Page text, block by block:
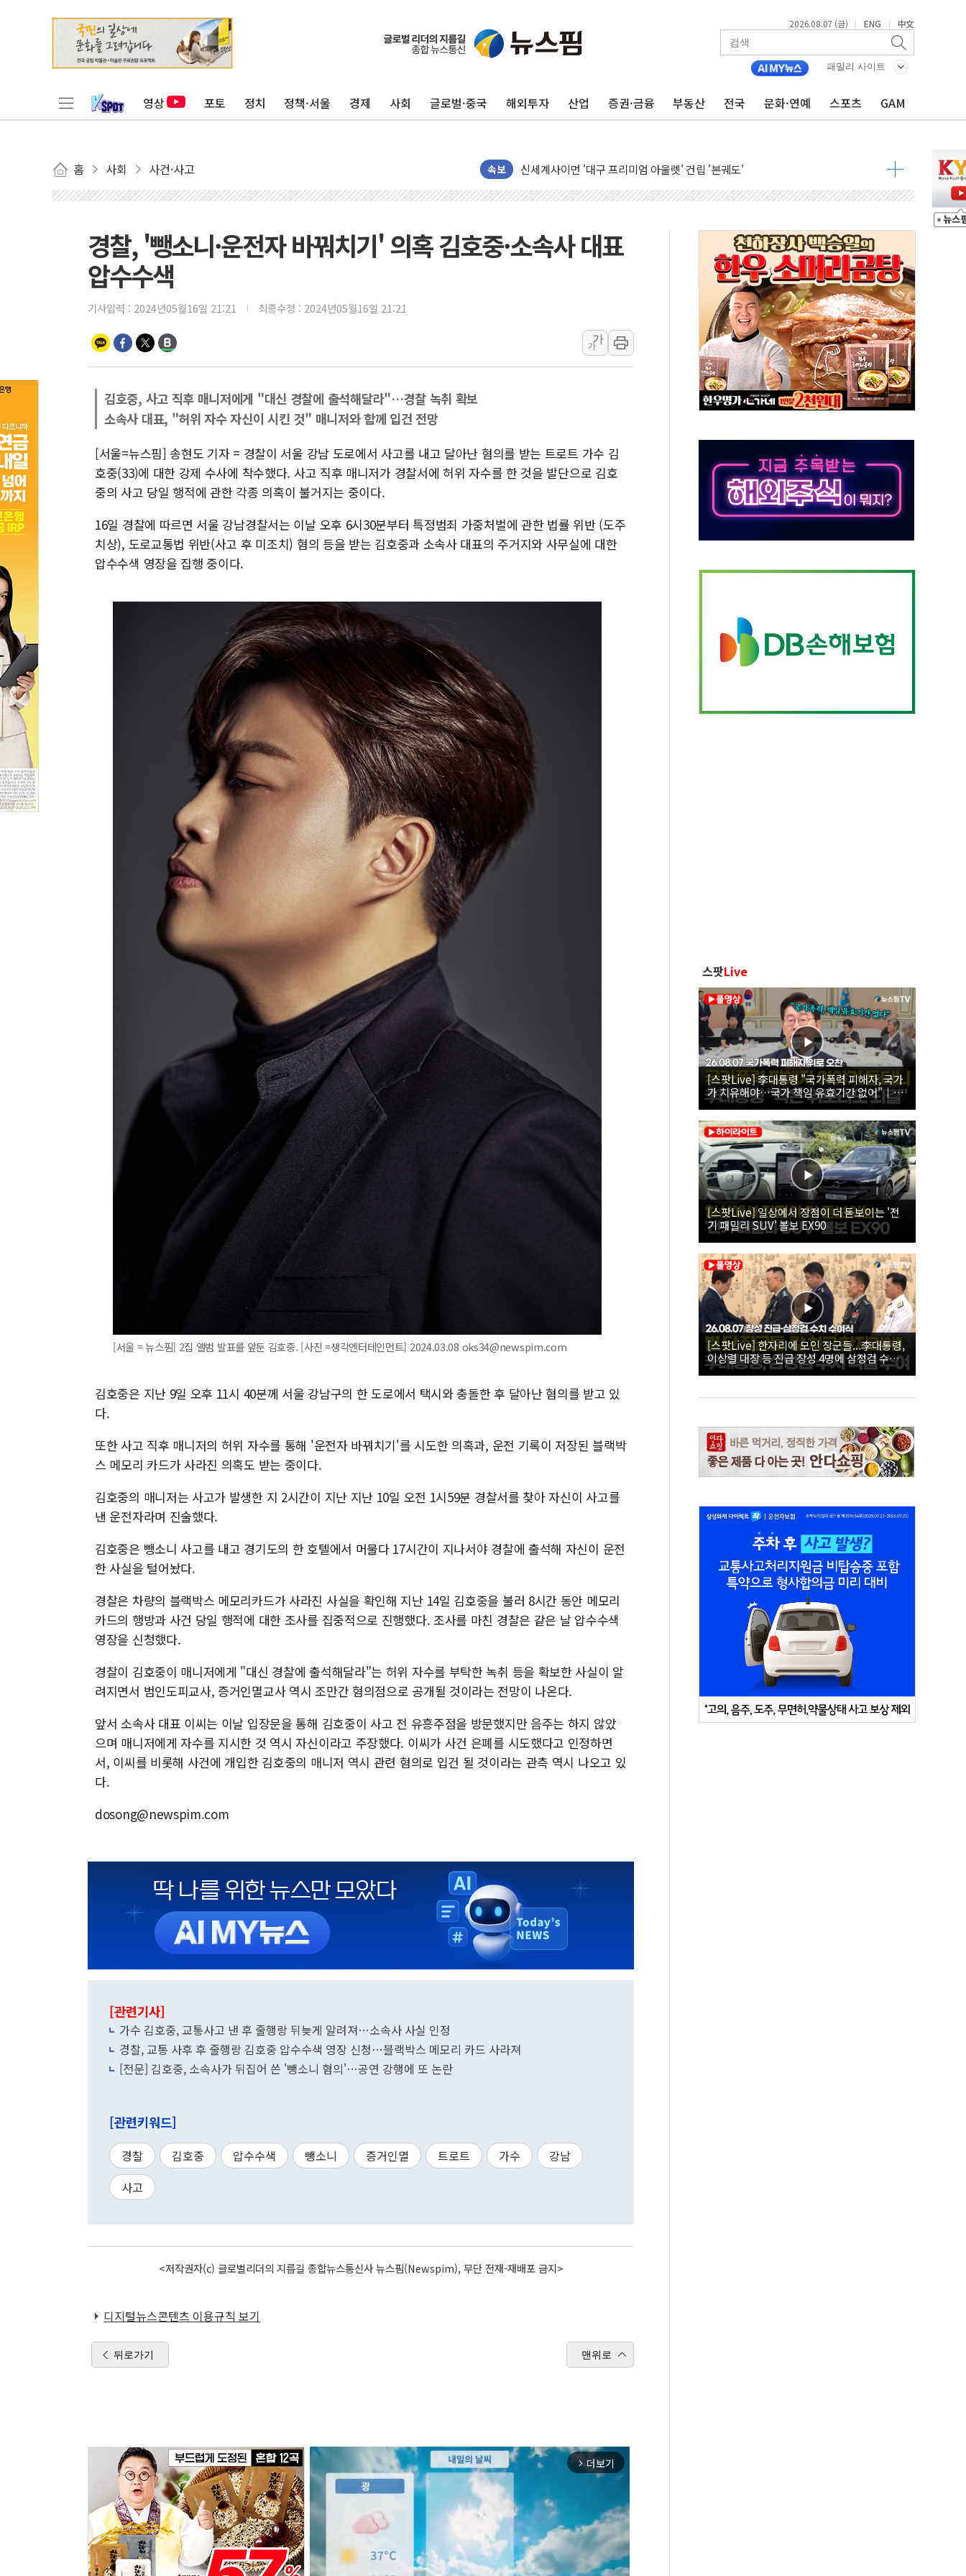
2026.08.07 (금) | ENG | 中文
패밀리 사이트
영상 포토 정치 정책·서울 경제 사회 글로벌·중국 해외투자 산업 증권·금융 부동산 전국 문화·연예 스포츠 GAM
홈 사회 사건·사고 속보
40.2도 찍은 서울 등 폭염중대경보 해제…누적 온열질환자 2872명
신세계사이먼 '대구 프리미엄 아울렛' 건립 '본궤도'
'변기 수리' 집주인에게 흉기 휘두른 30대 세입자…경찰, 현행범 체포
프롬바이오, 10일 거래 재개…"재무구조 개편"
NH농협생명, 농작업 중 온열질환 보장…폭염기 신속 보상 강화
랩지노믹스 "디엑솜과 美 암 진단 분야 독점 라이선스 계약"
보로노이, 폐암 치료제 'VRN11' 캐나다 IND 신청
푸본현대생명, 육군 3군단과 군 장병 금융교육·전역 지원 협약
교보생명, '교보K-맞춤건강보험' 6개월 배타적사용권 획득
벼랑 끝 선 '동전주' 무더기 상폐 위기…관리종목 우려 지정예고 총 63개
컴투스 '제우스: 오만의 신' 26일 출시, 유저의 캐릭터가 AI로 플레이한다
네이버 클립, 시청 만으로 혜택 얻는 피드코인 이벤트 진행
서울 재건축·재개발 정상화시 5년 내 9만가구 순증...이주 대란도 제한적
KDB생명 본입찰 3파전…한화·흥국·한투 참여
경찰, '뺑소니·운전자 바꿔치기' 의혹 김호중·소속사 대표
압수수색
기사입력 : 2024년05월16일 21:21 최종수정 : 2024년05월16일 21:21
가
가
김호중, 사고 직후 매니저에게 "대신 경찰에 출석해달라"…경찰 녹취 확보
소속사 대표, "허위 자수 자신이 시킨 것" 매니저와 함께 입건 전망
[서울=뉴스핌] 송현도 기자 = 경찰이 서울 강남 도로에서 사고를 내고 달아난 혐의를 받는 트로트 가수 김
호중(33)에 대한 강제 수사에 착수했다. 사고 직후 매니저가 경찰서에 허위 자수를 한 것을 발단으로 김호
중의 사고 당일 행적에 관한 각종 의혹이 불거지는 중이다.
16일 경찰에 따르면 서울 강남경찰서는 이날 오후 6시30분부터 특정범죄 가중처벌에 관한 법률 위반 (도주
치상), 도로교통법 위반(사고 후 미조치) 혐의 등을 받는 김호중과 소속사 대표의 주거지와 사무실에 대한
압수수색 영장을 집행 중이다.
[서울 = 뉴스핌] 2집 앨범 발표를 앞둔 김호중. [사진 =생각엔터테인먼트] 2024.03.08 oks34@newspim.com
김호중은 지난 9일 오후 11시 40분께 서울 강남구의 한 도로에서 택시와 충돌한 후 달아난 혐의를 받고 있
다.
또한 사고 직후 매니저의 허위 자수를 통해 '운전자 바꿔치기'를 시도한 의혹과, 운전 기록이 저장된 블랙박
스 메모리 카드가 사라진 의혹도 받는 중이다.
김호중의 매니저는 사고가 발생한 지 2시간이 지난 지난 10일 오전 1시59분 경찰서를 찾아 자신이 사고를
낸 운전자라며 진술했다.
김호중은 뺑소니 사고를 내고 경기도의 한 호텔에서 머물다 17시간이 지나서야 경찰에 출석해 자신이 운전
한 사실을 털어놨다.
경찰은 차량의 블랙박스 메모리카드가 사라진 사실을 확인해 지난 14일 김호중을 불러 8시간 동안 메모리
카드의 행방과 사건 당일 행적에 대한 조사를 집중적으로 진행했다. 조사를 마친 경찰은 같은 날 압수수색
영장을 신청했다.
경찰이 김호중이 매니저에게 "대신 경찰에 출석해달라"는 허위 자수를 부탁한 녹취 등을 확보한 사실이 알
려지면서 범인도피교사, 증거인멸교사 역시 조만간 혐의점으로 공개될 것이라는 전망이 나온다.
앞서 소속사 대표 이씨는 이날 입장문을 통해 김호중이 사고 전 유흥주점을 방문했지만 음주는 하지 않았
으며 매니저에게 자수를 지시한 것 역시 자신이라고 주장했다. 이씨가 사건 은폐를 시도했다고 인정하면
서, 이씨를 비롯해 사건에 개입한 김호중의 매니저 역시 관련 혐의로 입건 될 것이라는 관측 역시 나오고 있
다.
dosong@newspim.com
[관련기사]
가수 김호중, 교통사고 낸 후 줄행랑 뒤늦게 알려져…소속사 사실 인정
경찰, 교통 사후 후 줄행랑 김호중 압수수색 영장 신청…블랙박스 메모리 카드 사라져
[전문] 김호중, 소속사가 뒤집어 쓴 '뺑소니 혐의'…공연 강행에 또 논란
[관련키워드]
경찰 김호중 압수수색 뺑소니 증거인멸 트로트 가수
강남
사고
<저작권자(c) 글로벌리더의 지름길 종합뉴스통신사 뉴스핌(Newspim), 무단 전재-재배포 금지>
디지털뉴스콘텐츠 이용규칙 보기
뒤로가기 맨위로
arrow_forward_ios 더보기
스팟Live
[스팟Live] 李대통령 "국가폭력 피해자, 국가
가 치유해야…국가 책임 유효기간 없어"｜
26.08.07 국가폭력 피해자 위로 오찬
[스팟Live] 일상에서 장점이 더 돋보이는 '전
기 패밀리 SUV' 볼보 EX90
[스팟Live] 한자리에 모인 장군들...李대통령,
이상렬 대장 등 진급 장성 4명에 삼정검 수치
직접 수여｜26.08.07 장성 진급·삼정검 수치